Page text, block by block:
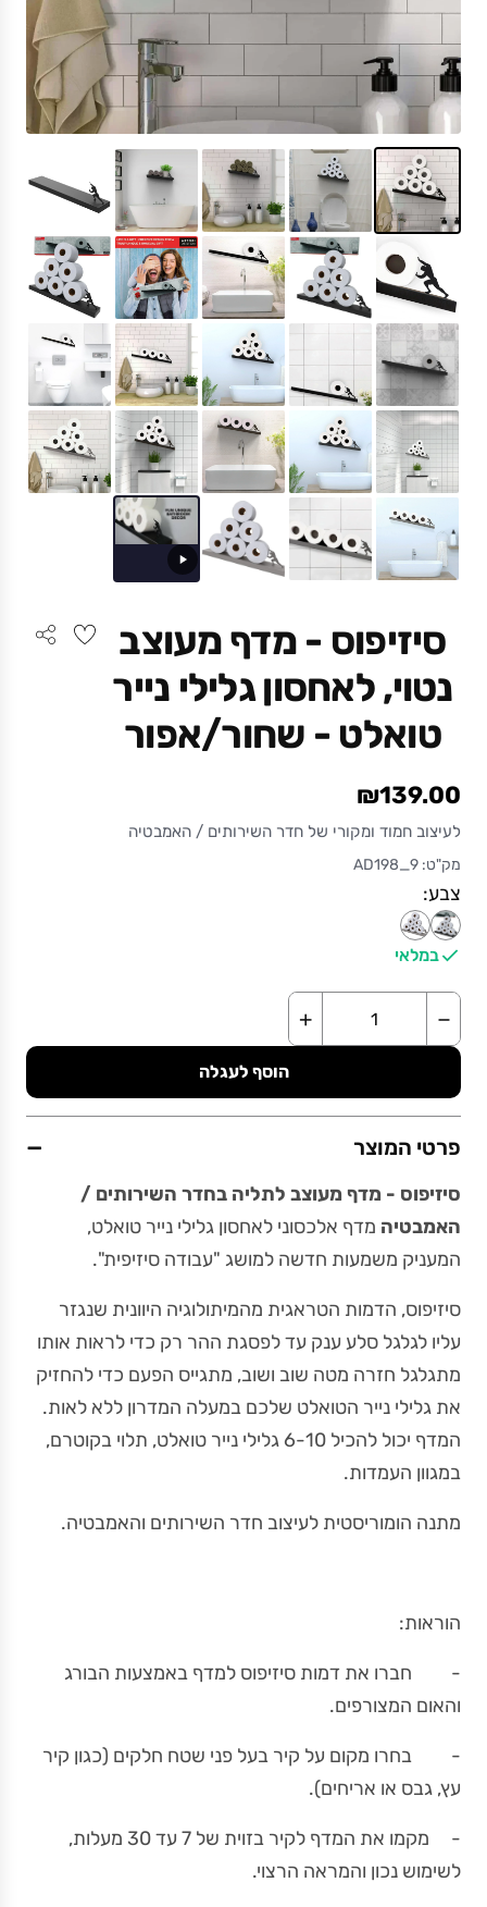
סיזיפוס - מדף מעוצב
נטוי, לאחסון גלילי נייר
טואלט - שחור/אפור
₪139.00
לעיצוב חמוד ומקורי של חדר השירותים / האמבטיה
מק"ט: AD198_9
צבע:
במלאי
−
+
הוסף לעגלה
פרטי המוצר −
סיזיפוס - מדף מעוצב לתליה בחדר השירותים /
האמבטיה מדף אלכסוני לאחסון גלילי נייר טואלט,
המעניק משמעות חדשה למושג "עבודה סיזיפית".
סיזיפוס, הדמות הטראגית מהמיתולוגיה היוונית שנגזר
עליו לגלגל סלע ענק עד לפסגת ההר רק כדי לראות אותו
מתגלגל חזרה מטה שוב ושוב, מתגייס הפעם כדי להחזיק
את גלילי נייר הטואלט שלכם במעלה המדרון ללא לאות.
המדף יכול להכיל 6-10 גלילי נייר טואלט, תלוי בקוטרם,
במגוון העמדות.
מתנה הומוריסטית לעיצוב חדר השירותים והאמבטיה.
הוראות:
- חברו את דמות סיזיפוס למדף באמצעות הבורג
והאום המצורפים.
- בחרו מקום על קיר בעל פני שטח חלקים (כגון קיר
עץ, גבס או אריחים).
- מקמו את המדף לקיר בזוית של 7 עד 30 מעלות,
לשימוש נכון והמראה הרצוי.